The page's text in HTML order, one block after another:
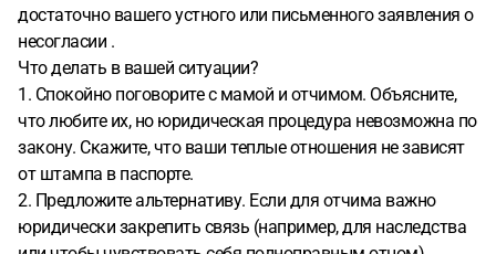
достаточно вашего устного или письменного заявления о
несогласии .
Что делать в вашей ситуации?
1. Спокойно поговорите с мамой и отчимом. Объясните,
что любите их, но юридическая процедура невозможна по
закону. Скажите, что ваши теплые отношения не зависят
от штампа в паспорте.
2. Предложите альтернативу. Если для отчима важно
юридически закрепить связь (например, для наследства